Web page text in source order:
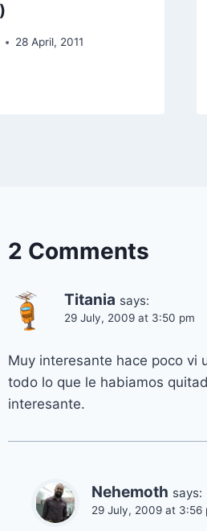
28 April, 2011
2 Comments
Titania says:
29 July, 2009 at 3:50 pm
Muy interesante hace poco vi
todo lo que le habiamos
interesante.
Nehemoth says:
29 July, 2009 at 3:56